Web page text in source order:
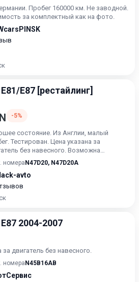
Пробег 160000 км. Не заводной.
за комплектный как на фото.
E87 [рестайлинг]
-5%
состояние. Из Англии, малый
Тестирован. Цена указана за
без навесного. Возможна
в сборе. Цену в сборе уточ...
номера N47D20, N47D20A
avto
2004-2007
за двигатель без навесного.
номера N45B16AB